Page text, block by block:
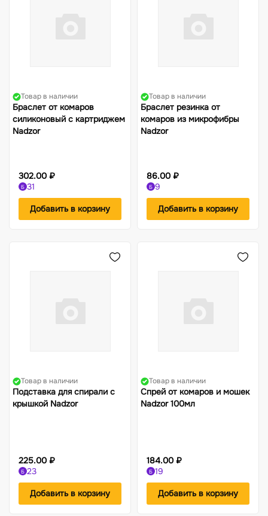
Товар в наличии
Браслет от комаров
силиконовый с картриджем
Nadzor
302.00 ₽
Б 31
Добавить в корзину
Товар в наличии
Браслет резинка от
комаров из микрофибры
Nadzor
86.00 ₽
Б 9
Добавить в корзину
Товар в наличии
Подставка для спирали с
крышкой Nadzor
225.00 ₽
Б 23
Добавить в корзину
Товар в наличии
Спрей от комаров и мошек
Nadzor 100мл
184.00 ₽
Б 19
Добавить в корзину